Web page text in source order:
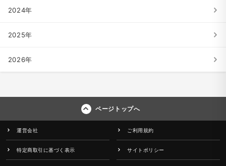
2024年
2025年
2026年
ページトップへ
運営会社 ご利用規約
特定商取引に基づく表示 サイトポリシー